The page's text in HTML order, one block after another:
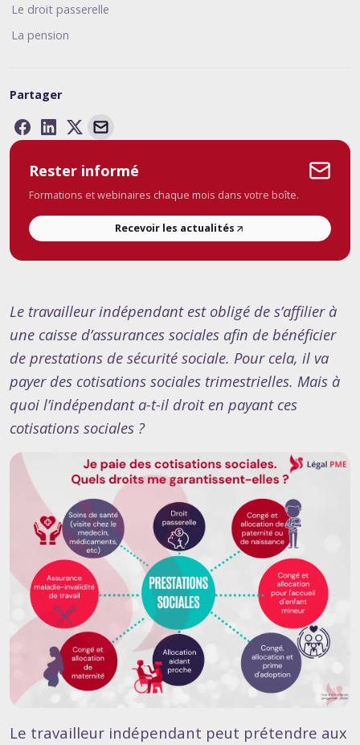
Le droit passerelle
La pension
Partager
Rester informé
Formations et webinaires chaque mois dans votre boîte.
Recevoir les actualités
Le travailleur indépendant est obligé de s’affilier à
une caisse d’assurances sociales afin de bénéficier
de prestations de sécurité sociale. Pour cela, il va
payer des cotisations sociales trimestrielles. Mais à
quoi l’indépendant a-t-il droit en payant ces
cotisations sociales ?
Le travailleur indépendant peut prétendre aux